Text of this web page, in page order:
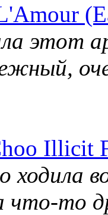
этот
Illicit
ходила
что-то